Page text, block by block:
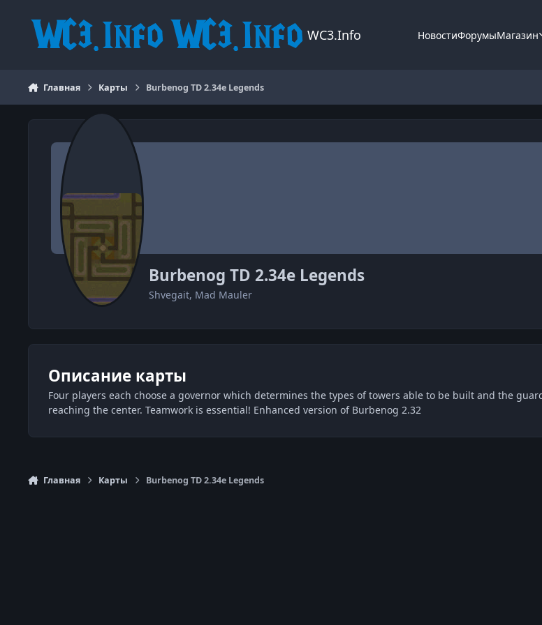
WC3.Info НовостиФорумыМагазин
Главная Карты Burbenog TD 2.34e Legends
Burbenog TD 2.34e Legends
Shvegait, Mad Mauler
Описание карты
Four players each choose a governor which determines the types of towers able to be built and the
reaching the center. Teamwork is essential! Enhanced version of Burbenog 2.32
Главная Карты Burbenog TD 2.34e Legends